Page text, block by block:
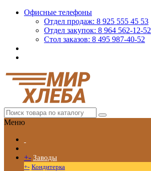
Офисные телефоны
Отдел продаж: 8 925 555 45 53
Отдел закупок: 8 964 562-12-52
Стол заказов: 8 495 987-40-52
Меню
+- Заводы
+- Кондитерка